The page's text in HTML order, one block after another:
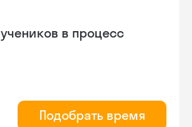
в процесс
Подобрать время